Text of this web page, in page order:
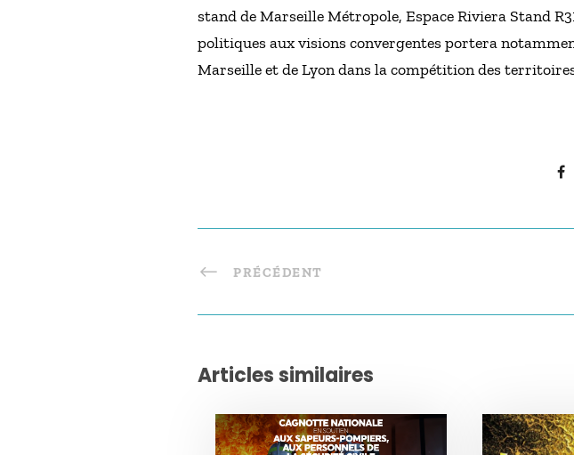
stand de Marseille Métropole, Espace Riviera Stand
politiques aux visions convergentes portera
Marseille et de Lyon dans la compétition des
PRÉCÉDENT
Articles similaires